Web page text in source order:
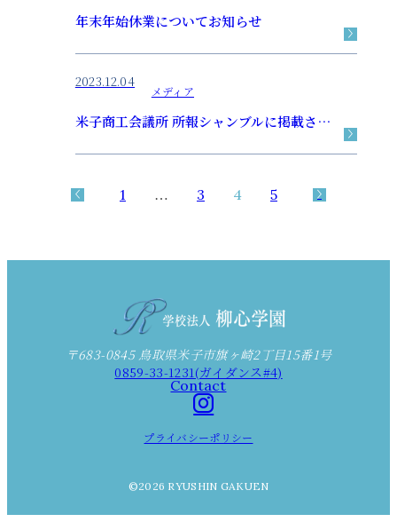
年末年始休業についてお知らせ
2023.12.04
メディア
米子商工会議所 所報シャンブルに掲載されました
1 … 3 4 5
〒683-0845 鳥取県米子市旗ヶ崎2丁目15番1号
0859-33-1231(ガイダンス#4)
Contact
プライバシーポリシー
©2026 RYUSHIN GAKUEN